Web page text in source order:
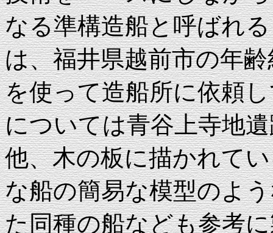
なる準構造船と呼ばれ
は、福井県越前市の年
を使って造船所に依頼
については青谷上寺地
他、木の板に描かれて
な船の簡易な模型のよ
た同種の船なども参考